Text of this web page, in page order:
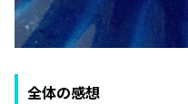
全体の感想